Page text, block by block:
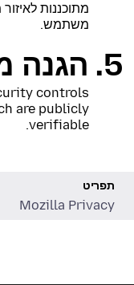
מתוכננות
משתמש.
הגנה
controls
are publicly
verifiable.
תפריט
Mozilla Privacy